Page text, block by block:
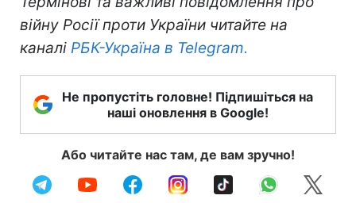
війну Росії проти України читайте на
каналі РБК-Україна в Telegram.
Не пропустіть головне! Підпишіться на
наші оновлення в Google!
Або читайте нас там, де вам зручно!